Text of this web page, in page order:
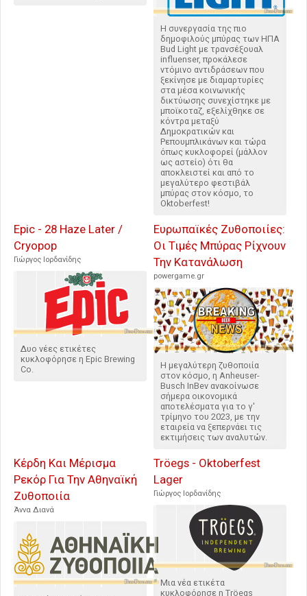
H συνεργασία της πιο
δημοφιλούς μπύρας των ΗΠΑ
Bud Light με τρανσέξουαλ
influenser, προκάλεσε
ντόμινο αντιδράσεων που
ξεκίνησε με διαμαρτυρίες
στα μέσα κοινωνικής
δικτύωσης συνεχίστηκε με
μποϊκοταζ, εξελίχθηκε σε
κόντρα μεταξύ
Δημοκρατικών και
Ρεπουμπλικάνων και τώρα
όπως κυκλοφορεί (μάλλον
ως αστείο) ότι θα
αποκλειστεί και από το
μεγαλύτερο φεστιβάλ
μπύρας στον κόσμο, το
Oktoberfest!
Epic - 28 Haze Later /
Cryopop
Γιώργος Ιορδανίδης
Δυο νέες ετικέτες
κυκλοφόρησε η Epic Brewing
Co.
Ευρωπαϊκές Ζυθοποιίες:
Οι Τιμές Μπύρας Ρίχνουν
Την Κατανάλωση
powergame.gr
Η μεγαλύτερη ζυθοποιία
στον κόσμο, η Anheuser-
Busch InBev ανακοίνωσε
σήμερα οικονομικά
αποτελέσματα για το γ'
τρίμηνο του 2023, με την
εταιρεία να ξεπερνάει τις
εκτιμήσεις των αναλυτών.
Κέρδη Και Μέρισμα
Ρεκόρ Για Την Αθηναϊκή
Ζυθοποιία
Άννα Διανά
Tröegs - Oktoberfest
Lager
Γιώργος Ιορδανίδης
Μια νέα ετικέτα
κυκλοφόρησε η Tröegs